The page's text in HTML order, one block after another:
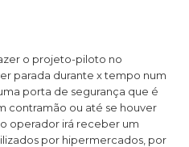
o projeto-piloto no
parada durante x tempo num
porta de segurança que é
contramão ou até se houver
operador irá receber um
por hipermercados, por